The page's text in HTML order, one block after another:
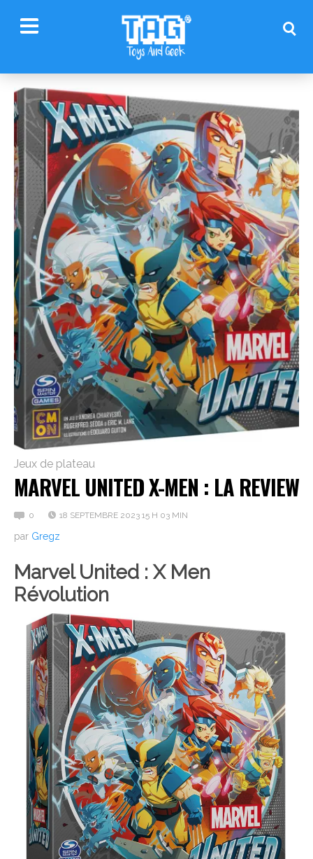
Jeux de plateau
MARVEL UNITED X-MEN : LA REVIEW
0 18 SEPTEMBRE 2023 15 H 03 MIN
par Gregz
Marvel United : X Men
Révolution